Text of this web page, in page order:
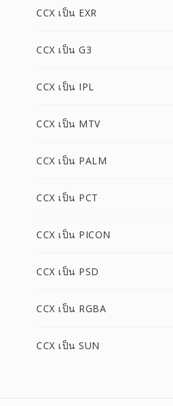
CCX เป็น EXR
CCX เป็น G3
CCX เป็น IPL
CCX เป็น MTV
CCX เป็น PALM
CCX เป็น PCT
CCX เป็น PICON
CCX เป็น PSD
CCX เป็น RGBA
CCX เป็น SUN